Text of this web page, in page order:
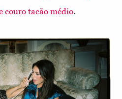
couro tacão médio.